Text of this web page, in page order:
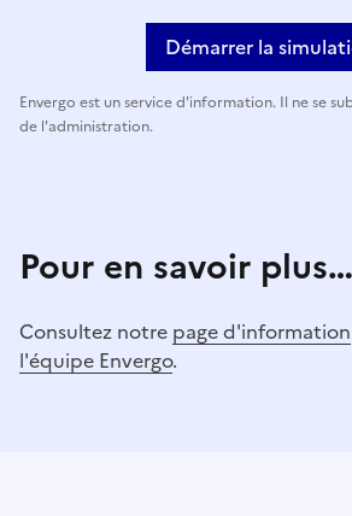
Démarrer la
Envergo est un service d'information. Il ne se
de l'administration.
Pour en savoir plus…
Consultez notre page d'information
l'équipe Envergo.